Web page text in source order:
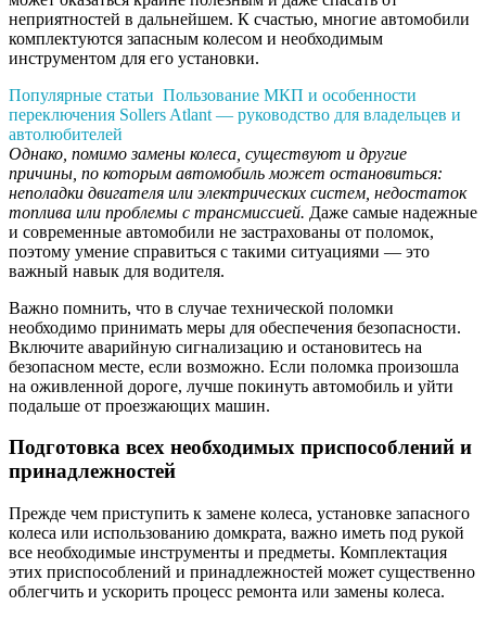
неприятностей в дальнейшем. К счастью, многие автомобили
комплектуются запасным колесом и необходимым
инструментом для его установки.
Популярные статьи Пользование МКП и особенности
переключения Sollers Atlant — руководство для владельцев и
автолюбителей
Однако, помимо замены колеса, существуют и другие
причины, по которым автомобиль может остановиться:
неполадки двигателя или электрических систем, недостаток
топлива или проблемы с трансмиссией. Даже самые надежные
и современные автомобили не застрахованы от поломок,
поэтому умение справиться с такими ситуациями — это
важный навык для водителя.
Важно помнить, что в случае технической поломки
необходимо принимать меры для обеспечения безопасности.
Включите аварийную сигнализацию и остановитесь на
безопасном месте, если возможно. Если поломка произошла
на оживленной дороге, лучше покинуть автомобиль и уйти
подальше от проезжающих машин.
Подготовка всех необходимых приспособлений и
принадлежностей
Прежде чем приступить к замене колеса, установке запасного
колеса или использованию домкрата, важно иметь под рукой
все необходимые инструменты и предметы. Комплектация
этих приспособлений и принадлежностей может существенно
облегчить и ускорить процесс ремонта или замены колеса.